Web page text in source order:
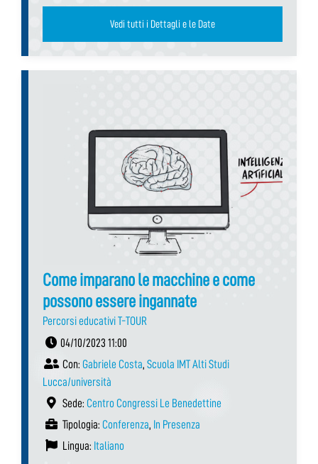
Vedi tutti i Dettagli e le Date
Come imparano le macchine e come
possono essere ingannate
Percorsi educativi T-TOUR
04/10/2023 11:00
Con: Gabriele Costa, Scuola IMT Alti Studi
Lucca/università
Sede: Centro Congressi Le Benedettine
Tipologia: Conferenza, In Presenza
Lingua: Italiano